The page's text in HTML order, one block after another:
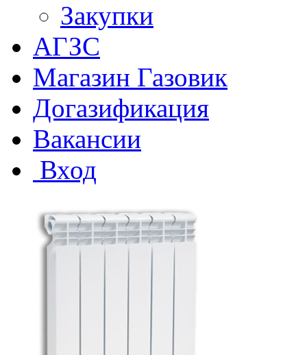
Закупки
АГЗС
Магазин Газовик
Догазификация
Вакансии
Вход